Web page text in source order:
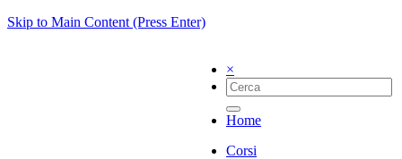
Skip to Main Content (Press Enter)
×
Home
Corsi